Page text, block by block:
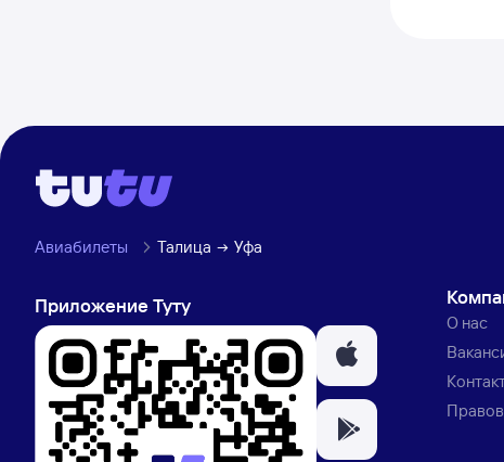
Авиабилеты Талица Уфа
Приложение Туту
О нас